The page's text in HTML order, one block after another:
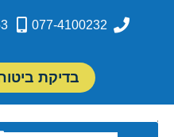
077-4100232
בדיקת